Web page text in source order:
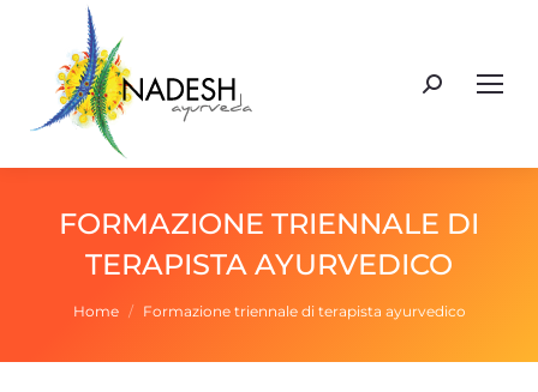
Cerca:
FORMAZIONE TRIENNALE DI
TERAPISTA AYURVEDICO
Tu sei qui:
Home Formazione triennale di terapista ayurvedico